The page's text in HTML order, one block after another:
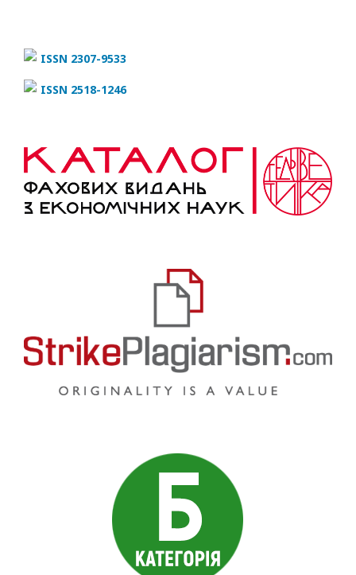
ISSN 2307-9533
ISSN 2518-1246